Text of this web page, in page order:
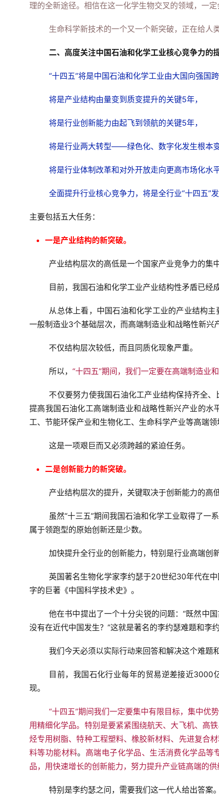
理的全新途径。相信在这一化学生物交叉的领域，一
生命科学新技术的一个又一个新突破，正在给人
二、高度关注中国石油和化学工业核心竞争力的
“十四五”将是中国石油和化学工业由大国向强国
将是产业结构由量变到质变提升的关键5年，
将是行业创新能力由起飞到领航的关键5年，
将是行业两大转型——绿色化、数字化发生根本
将是行业体制改革和对外开放走向更高市场化水
全面提升行业核心竞争力，将是全行业“十四五”
主要包括五大任务：
一是产业结构的新突破。
产业结构层次的高低是一个国家产业竞争力的集
目前，我国石油和化学工业产业结构性矛盾已经
从总体上看，中国石油和化学工业的产业结构
一般制造业3个基础层次，而高端制造业和战略性新兴
不仅结构层次较低，而且同质化现象严重。
所以， “十四五”期间，我们一定要在高端制造业
不仅要努力使我国石油化工产业结构保持齐全
提高我国石油化工高端制造业和战略性新兴产业的
工、节能环保产业和生物化工、生命科学产业等高端
这是一项艰巨而又必须跨越的紧迫任务。
二是创新能力的新突破。
产业结构层次的提升，关键取决于创新能力的高
虽然“十三五”期间我国石油和化学工业取得了一
属于领跑型的原始创新还是少数。
加快提升全行业的创新能力，特别是行业高端创
英国著名生物化学家李约瑟于20世纪30年代在
字的巨著《中国科学技术史》。
他在书中提出了一个十分尖锐的问题：“既然中
没有在近代中国发生？”这就是著名的李约瑟难题和李
我们今天必须以实际行动来回答和解决这个难题
目前，我国石化行业每年的贸易逆差接近3000
现。
“十四五”期间我们一定要集中有限目标，集中优
用精细化学品。 特别是要紧紧围绕航天、大飞机、高
烃专用树脂、特种工程塑料、橡胶新材料、先进复合
料等功能材料。 高端电子化学品、生活消费化学品等
品，用快速增长的创新能力，努力提升产业链高端的
特别是李约瑟之问，需要我们这一代人给出答案